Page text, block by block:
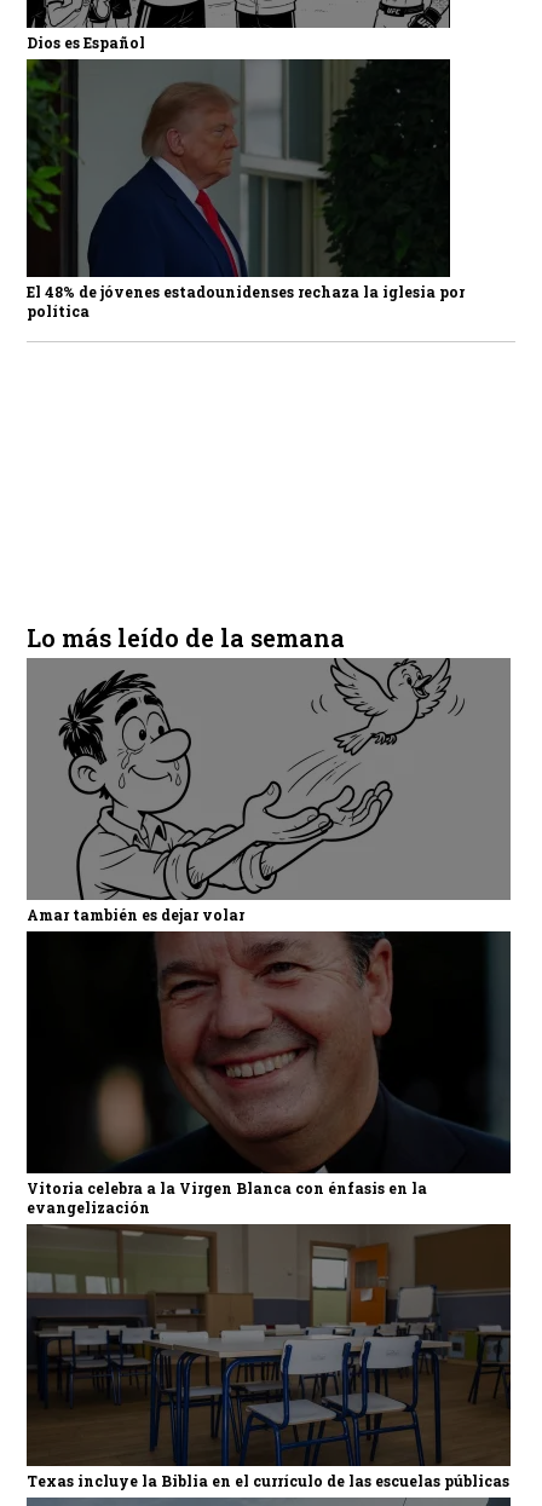
Dios es Español
El 48% de jóvenes estadounidenses rechaza la iglesia por
política
Lo más leído de la semana
Amar también es dejar volar
Vitoria celebra a la Virgen Blanca con énfasis en la
evangelización
Texas incluye la Biblia en el currículo de las escuelas públicas